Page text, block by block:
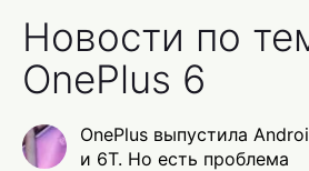
Новости по
OnePlus 6
OnePlus выпустила
и 6T. Но есть проблема